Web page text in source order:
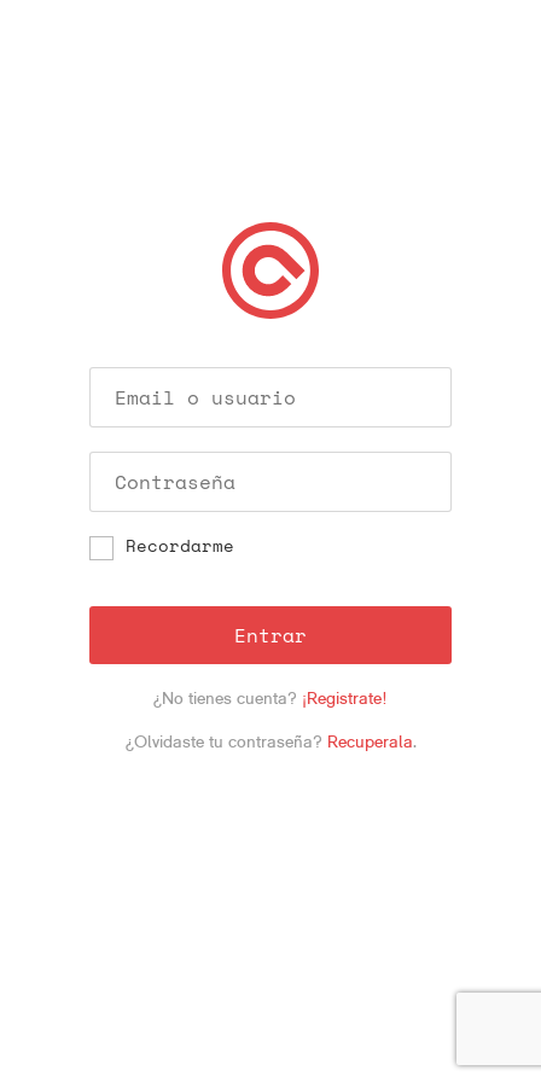
Recordarme
Entrar
¿No tienes cuenta? ¡Registrate!
¿Olvidaste tu contraseña? Recuperala.